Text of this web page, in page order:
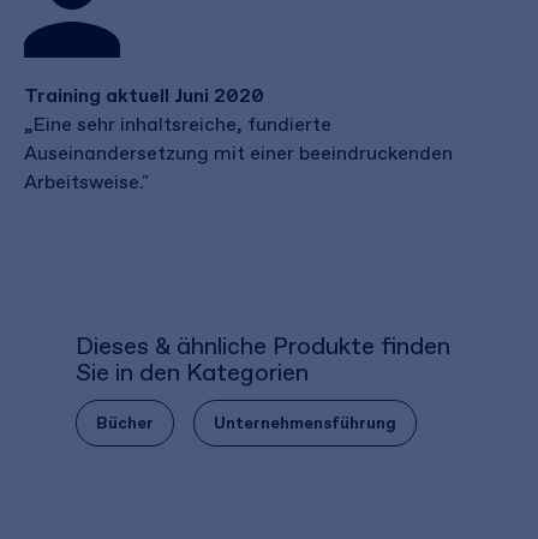
Training aktuell Juni 2020
„Eine sehr inhaltsreiche, fundierte
Auseinandersetzung mit einer beeindruckenden
Arbeitsweise."
Dieses & ähnliche Produkte finden
Sie in den Kategorien
Bücher Unternehmensführung